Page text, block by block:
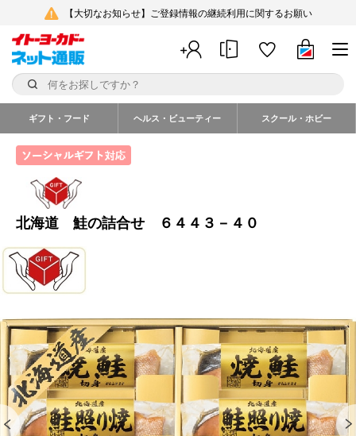
【大切なお知らせ】ご登録情報の継続利用に関するお願い
ギフト・フード ヘルス・ビューティー スクール・ホビー
北海道 鮭の詰合せ ６４４３－４０